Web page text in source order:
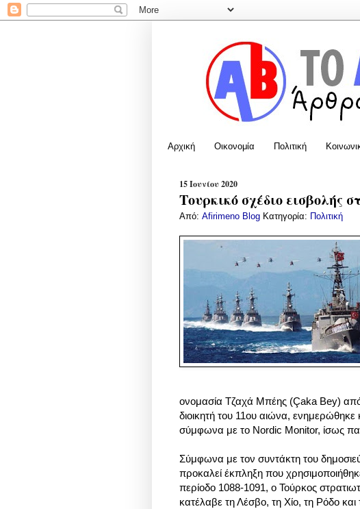
Αρχική Οικονομία Πολιτική
15 Ιουνίου 2020
Τουρκικό σχέδιο εισβολής
Από: Afirimeno Blog Κατηγορία: Πολιτική
ονομασία Τζαχά Μπέης (Çaka Bey)
διοικητή του 11ου αιώνα, ενημερώθηκε
σύμφωνα με το Nordic Monitor, ίσως
Σύμφωνα με τον συντάκτη του
προκαλεί έκπληξη που
περίοδο 1088-1091, ο Τούρκος
κατέλαβε τη Λέσβο, τη Χίο, τη Ρόδο